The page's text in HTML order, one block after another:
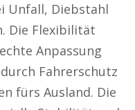
Unfall, Diebstahl
Die Flexibilität
Anpassung
Fahrerschutz
fürs Ausland. Die